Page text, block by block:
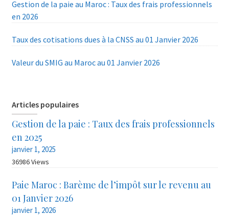
Gestion de la paie au Maroc : Taux des frais professionnels
en 2026
Taux des cotisations dues à la CNSS au 01 Janvier 2026
Valeur du SMIG au Maroc au 01 Janvier 2026
Articles populaires
Gestion de la paie : Taux des frais professionnels
en 2025
janvier 1, 2025
36986 Views
Paie Maroc : Barème de l’impôt sur le revenu au
01 Janvier 2026
janvier 1, 2026